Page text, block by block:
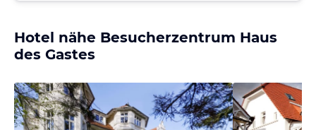
Hotel nähe Besucherzentrum Haus
des Gastes